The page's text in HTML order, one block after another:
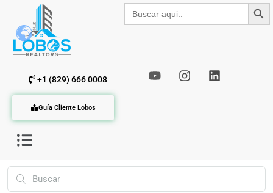
Buscar: Botón de
+1 (829) 666 0008
Guía Cliente Lobos